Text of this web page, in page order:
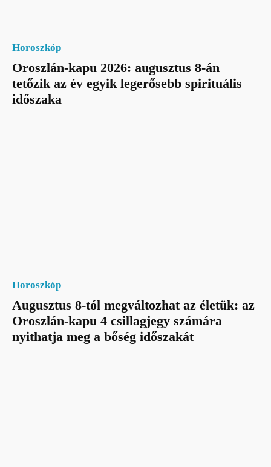
Horoszkóp
Oroszlán-kapu 2026: augusztus 8-án
tetőzik az év egyik legerősebb spirituális
időszaka
Horoszkóp
Augusztus 8-tól megváltozhat az életük: az
Oroszlán-kapu 4 csillagjegy számára
nyithatja meg a bőség időszakát